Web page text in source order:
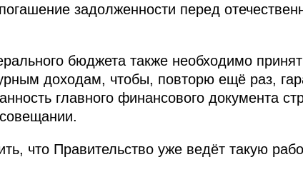
погашение задолженности перед
бюджета также необходимо
доходам, чтобы, повторю ещё раз,
главного финансового документа
что Правительство уже ведёт такую